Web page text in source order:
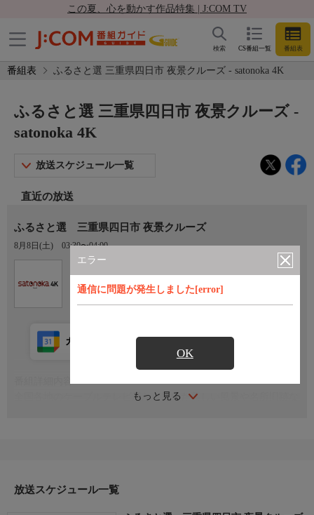
この夏、心を動かす作品特集 | J:COM TV
CS番組一覧 番組表
検索
番組表 ふるさと選 三重県四日市 夜景クルーズ - satonoka 4K
エラー
通信に問題が発生しました[error]
OK
ふるさと選 三重県四日市 夜景クルーズ -
satonoka 4K
放送スケジュール一覧
直近の放送
ふるさと選 三重県四日市 夜景クルーズ
8月8日(土) 03:30〜04:00
もっと見る
カレンダー登録 アプリ視聴
全国各地のケーブルテレビ局から届いた美しい風景や名所旧跡な
放送スケジュール一覧